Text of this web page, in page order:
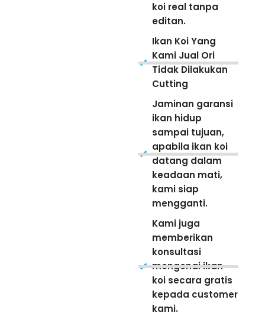
koi real tanpa
editan.
Ikan Koi Yang
Kami Jual Ori
Tidak Dilakukan
Cutting
Jaminan garansi
ikan hidup
sampai tujuan,
apabila ikan koi
datang dalam
keadaan mati,
kami siap
mengganti.
Kami juga
memberikan
konsultasi
mengenai ikan
koi secara gratis
kepada customer
kami.